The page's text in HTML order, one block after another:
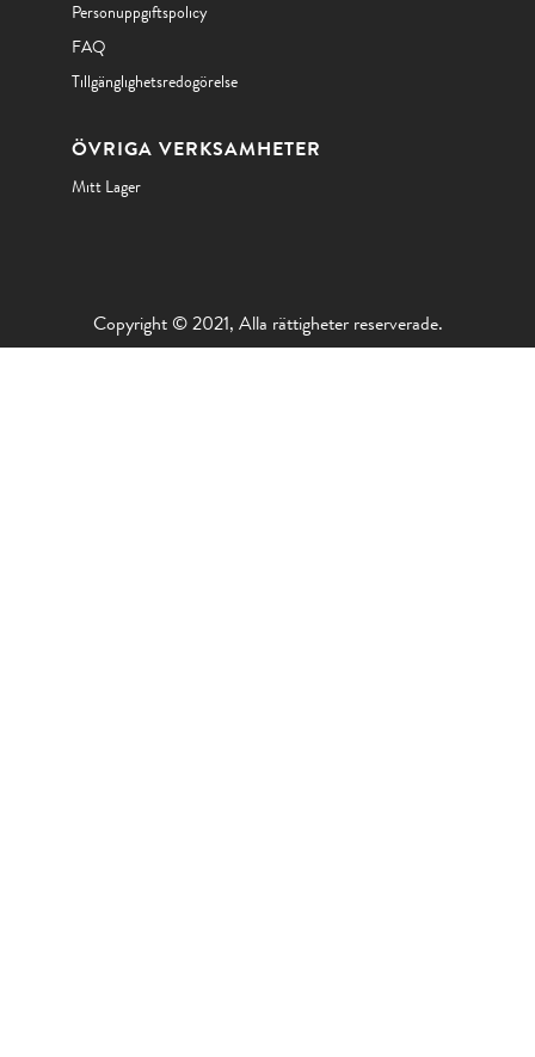
Personuppgiftspolicy
FAQ
Tillgänglighetsredogörelse
ÖVRIGA VERKSAMHETER
Mitt Lager
Copyright © 2021, Alla rättigheter reserverade.